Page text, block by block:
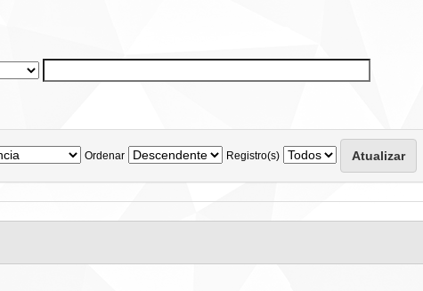
Ordenar Registro(s)